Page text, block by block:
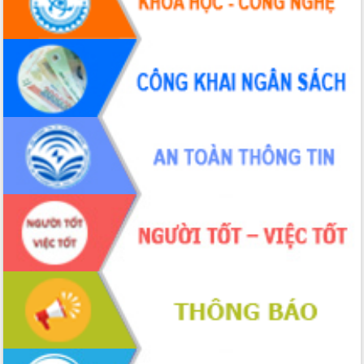
Tháo gỡ những vướng mắc, đẩy mạnh
công tác cải cách thủ tục hành chính
tại Trung tâm Phục vụ hành chính
công tỉnh
Đắk Lắk: Tôn vinh 46 giải pháp tại Hội
thi Sáng tạo Kỹ thuật 2024 - 2025
Đắk Lắk rà soát, điều chỉnh Đề án 190
về phát triển nuôi trồng thủy sản
Phó Chủ tịch UBND tỉnh Đắk Lắk
Trương Công Thái kiểm tra thực địa
Dự án cao tốc Khánh Hòa - Buôn Ma
Thuột
Định vị cà phê Việt Nam như một “di
sản sống” trong dòng chảy toàn cầu
Xây dựng nông thôn mới: Nâng cao đời
sống người dân từ những mô hình thiết
thực
Quyết liệt tháo gỡ vướng mắc, đẩy
nhanh tiến độ các dự án trọng điểm
trong Khu kinh tế Nam Phú Yên